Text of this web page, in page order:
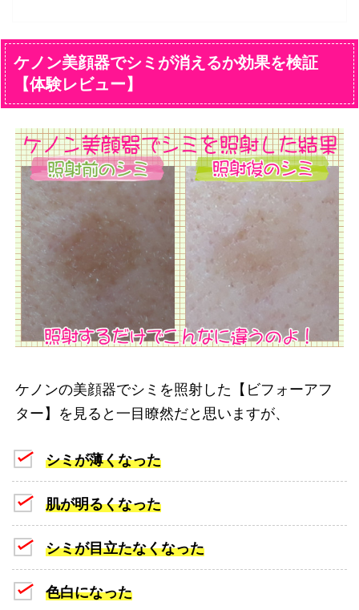
ケノン美顔器でシミが消えるか効果を検証
【体験レビュー】
ケノンの美顔器でシミを照射した【ビフォーアフ
ター】を見ると一目瞭然だと思いますが、
シミが薄くなった
肌が明るくなった
シミが目立たなくなった
色白になった